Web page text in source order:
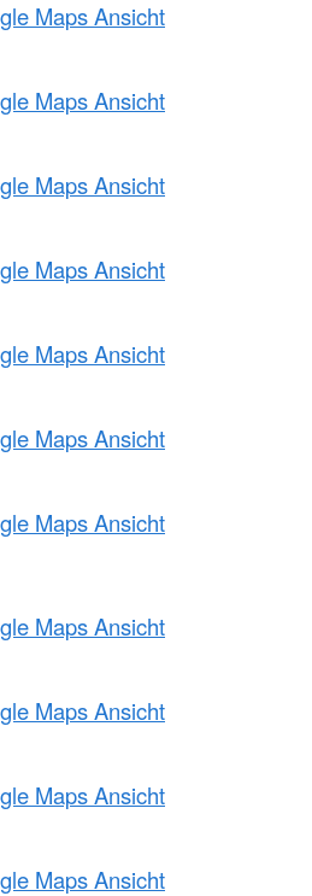
Maps Ansicht
Maps Ansicht
Maps Ansicht
Maps Ansicht
Maps Ansicht
Maps Ansicht
Maps Ansicht
Maps Ansicht
Maps Ansicht
Maps Ansicht
Maps Ansicht